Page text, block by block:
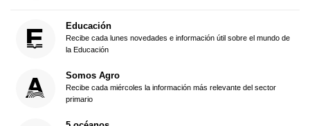
Educación
Recibe cada lunes novedades e información útil sobre el mundo de
la Educación
Somos Agro
Recibe cada miércoles la información más relevante del sector
primario